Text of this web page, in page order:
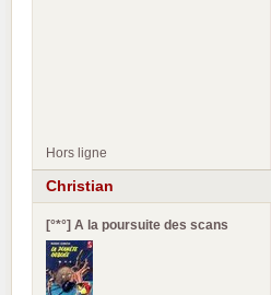
Hors ligne
Christian
[°*°] A la poursuite des scans